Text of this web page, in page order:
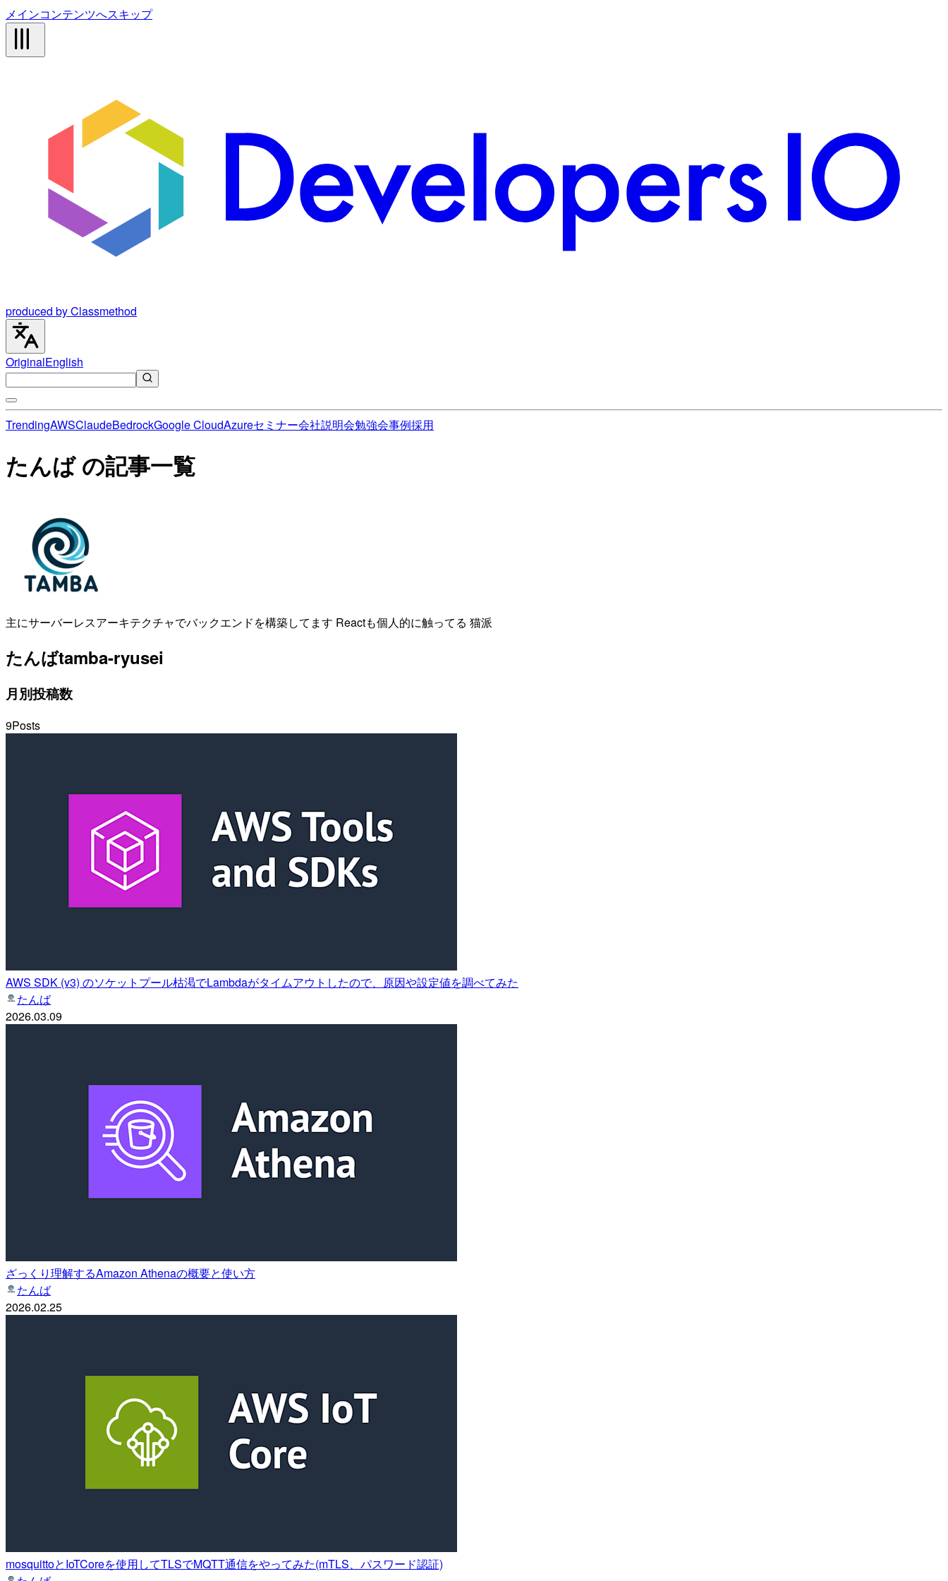
メインコンテンツへスキップ
produced by Classmethod
OriginalEnglish
TrendingAWSClaudeBedrockGoogle CloudAzureセミナー会社説明会勉強会事例採用
たんば の記事一覧
主にサーバーレスアーキテクチャでバックエンドを構築してます Reactも個人的に触ってる 猫派
たんばtamba-ryusei
月別投稿数
9Posts
AWS SDK (v3) のソケットプール枯渇でLambdaがタイムアウトしたので、原因や設定値を調べてみた
たんば
2026.03.09
ざっくり理解するAmazon Athenaの概要と使い方
たんば
2026.02.25
mosquittoとIoTCoreを使用してTLSでMQTT通信をやってみた(mTLS、パスワード認証)